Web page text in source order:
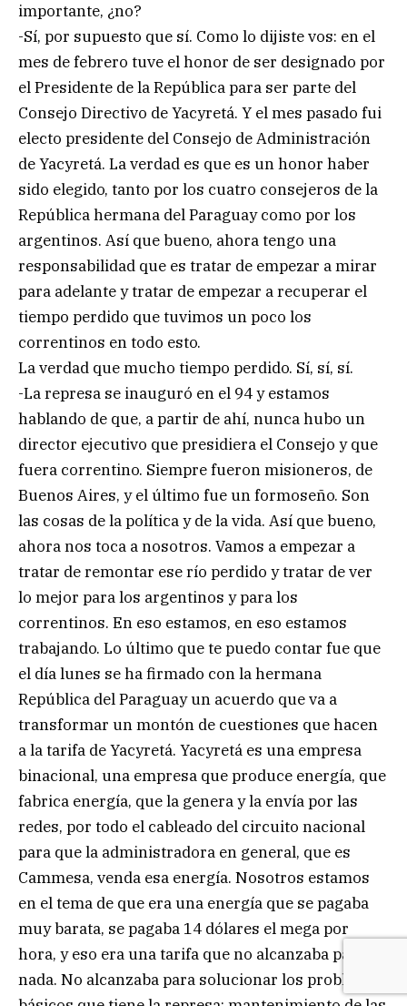
importante, ¿no?
-Sí, por supuesto que sí. Como lo dijiste vos: en el
mes de febrero tuve el honor de ser designado por
el Presidente de la República para ser parte del
Consejo Directivo de Yacyretá. Y el mes pasado fui
electo presidente del Consejo de Administración
de Yacyretá. La verdad es que es un honor haber
sido elegido, tanto por los cuatro consejeros de la
República hermana del Paraguay como por los
argentinos. Así que bueno, ahora tengo una
responsabilidad que es tratar de empezar a mirar
para adelante y tratar de empezar a recuperar el
tiempo perdido que tuvimos un poco los
correntinos en todo esto.
La verdad que mucho tiempo perdido. Sí, sí, sí.
-La represa se inauguró en el 94 y estamos
hablando de que, a partir de ahí, nunca hubo un
director ejecutivo que presidiera el Consejo y que
fuera correntino. Siempre fueron misioneros, de
Buenos Aires, y el último fue un formoseño. Son
las cosas de la política y de la vida. Así que bueno,
ahora nos toca a nosotros. Vamos a empezar a
tratar de remontar ese río perdido y tratar de ver
lo mejor para los argentinos y para los
correntinos. En eso estamos, en eso estamos
trabajando. Lo último que te puedo contar fue que
el día lunes se ha firmado con la hermana
República del Paraguay un acuerdo que va a
transformar un montón de cuestiones que hacen
a la tarifa de Yacyretá. Yacyretá es una empresa
binacional, una empresa que produce energía, que
fabrica energía, que la genera y la envía por las
redes, por todo el cableado del circuito nacional
para que la administradora en general, que es
Cammesa, venda esa energía. Nosotros estamos
en el tema de que era una energía que se pagaba
muy barata, se pagaba 14 dólares el mega por
hora, y eso era una tarifa que no alcanzaba para
nada. No alcanzaba para solucionar los problemas